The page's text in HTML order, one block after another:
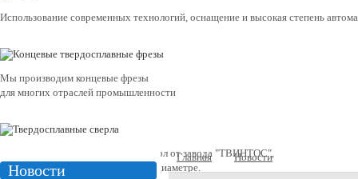
Использование современных технологий, оснащение и высокая степень
Мы производим концевые фрезы
для многих отраслей промышленности
Производство твердосплавных сверл от завода "ТВИНТОС",
размерный ряд от 2 мм до 25 мм в диаметре.
Новости
Главная Новости